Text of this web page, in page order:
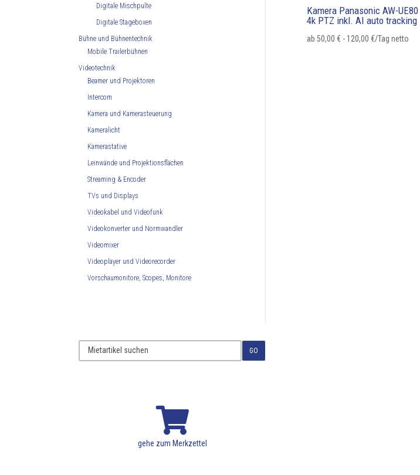
Digitale Mischpulte
Digitale Stageboxen
Bühne und Bühnentechnik
Mobile Trailerbühnen
Videotechnik
Beamer und Projektoren
Intercom
Kamera und Kamerasteuerung
Kameralicht
Kamerastative
Leinwände und Projektionsflächen
Streaming & Encoder
TVs und Displays
Videokabel und Videofunk
Videokonverter und Normwandler
Videomixer
Videoplayer und Videorecorder
Vorschaumonitore, Scopes, Monitore
GO

gehe zum Merkzettel
Kamera Panasonic AW-UE80
4k PTZ inkl. AI auto tracking
ab 50,00 €- 120,00 €/Tag netto